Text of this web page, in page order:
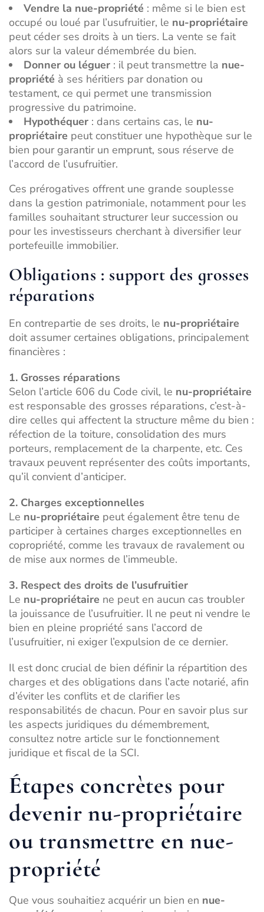
Vendre la nue-propriété : même si le bien est
occupé ou loué par l’usufruitier, le nu-propriétaire
peut céder ses droits à un tiers. La vente se fait
alors sur la valeur démembrée du bien.
Donner ou léguer : il peut transmettre la nue-
propriété à ses héritiers par donation ou
testament, ce qui permet une transmission
progressive du patrimoine.
Hypothéquer : dans certains cas, le nu-
propriétaire peut constituer une hypothèque sur le
bien pour garantir un emprunt, sous réserve de
l’accord de l’usufruitier.
Ces prérogatives offrent une grande souplesse
dans la gestion patrimoniale, notamment pour les
familles souhaitant structurer leur succession ou
pour les investisseurs cherchant à diversifier leur
portefeuille immobilier.
Obligations : support des grosses
réparations
En contrepartie de ses droits, le nu-propriétaire
doit assumer certaines obligations, principalement
financières :
1. Grosses réparations
Selon l’article 606 du Code civil, le nu-propriétaire
est responsable des grosses réparations, c’est-à-
dire celles qui affectent la structure même du bien :
réfection de la toiture, consolidation des murs
porteurs, remplacement de la charpente, etc. Ces
travaux peuvent représenter des coûts importants,
qu’il convient d’anticiper.
2. Charges exceptionnelles
Le nu-propriétaire peut également être tenu de
participer à certaines charges exceptionnelles en
copropriété, comme les travaux de ravalement ou
de mise aux normes de l’immeuble.
3. Respect des droits de l’usufruitier
Le nu-propriétaire ne peut en aucun cas troubler
la jouissance de l’usufruitier. Il ne peut ni vendre le
bien en pleine propriété sans l’accord de
l’usufruitier, ni exiger l’expulsion de ce dernier.
Il est donc crucial de bien définir la répartition des
charges et des obligations dans l’acte notarié, afin
d’éviter les conflits et de clarifier les
responsabilités de chacun. Pour en savoir plus sur
les aspects juridiques du démembrement,
consultez notre article sur le fonctionnement
juridique et fiscal de la SCI.
Étapes concrètes pour
devenir nu-propriétaire
ou transmettre en nue-
propriété
Que vous souhaitiez acquérir un bien en nue-